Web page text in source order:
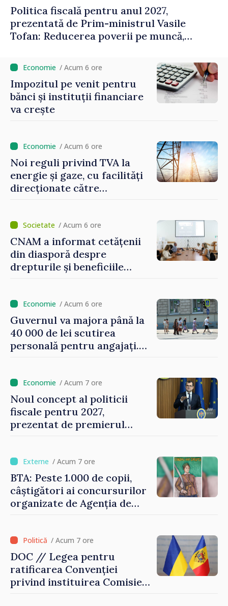
Politica fiscală pentru anul 2027,
prezentată de Prim-ministrul Vasile
Tofan: Reducerea poverii pe muncă,
echitabilă
/ Acum 6 ore
Impozitul pe venit pentru
bănci și instituții financiare
va crește
/ Acum 6 ore
Noi reguli privind TVA la
energie și gaze, cu facilități
direcționate către
/ Acum 6 ore
CNAM a informat cetățenii
din diasporă despre
drepturile și beneficiile
/ Acum 6 ore
Guvernul va majora până la
40 000 de lei scutirea
personală pentru angajați.
oamenilor”/ Acum 7 ore
Noul concept al politicii
fiscale pentru 2027,
prezentat de premierul
investițiile, taxăm viciile și
echilibrăm taxarea
consumului”
/ Acum 7 ore
BTA: Peste 1.000 de copii,
câștigători ai concursurilor
organizate de Agenția de
/ Acum 7 ore
DOC // Legea pentru
ratificarea Convenției
privind instituirea Comisiei